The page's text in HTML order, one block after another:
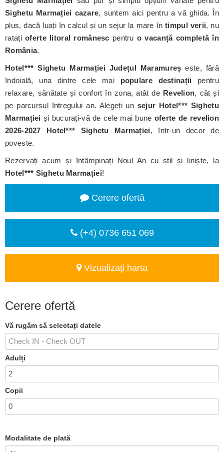
Sighetu Marmației cazare, suntem aici pentru a vă ghida. În
plus, dacă luați în calcul și un sejur la mare întimpul verii, nu
ratațioferte litoral românesc pentru o vacanță completă în
România.
Hotel*** Sighetu Marmației Județul Maramureș este, fără
îndoială, una dintre cele mai populare destinații pentru
relaxare, sănătate și confort în zona, atât de Revelion, cât și
pe parcursul întregului an. Alegeți un sejur Hotel*** Sighetu
Marmației și bucurați-vă de cele mai bune oferte de revelion
2026-2027 Hotel*** Sighetu Marmației, într-un decor de
poveste.
Rezervați acum și întâmpinați Noul An cu stil și liniște, la
Hotel*** Sighetu Marmației!
Cerere ofertă
(+4) 0736 651 069
Vizualizați harta
Cerere ofertă
Vă rugăm să selectați datele
Adulți
Copii
Modalitate de plată